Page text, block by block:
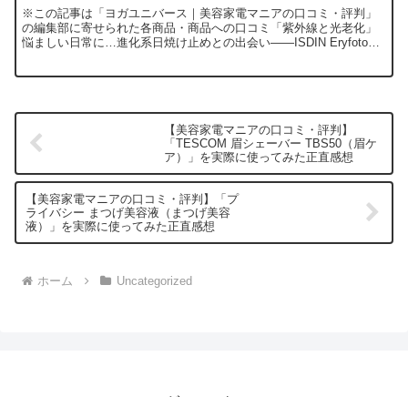
に使ってみた正直感想
※この記事は「ヨガユニバース｜美容家電マニアの口コミ・評判」
の編集部に寄せられた各商品・商品への口コミ「紫外線と光老化」
悩ましい日常に…進化系日焼け止めとの出会い――ISDIN Eryfotona
【美容家電マニアの口コミ・評判】
「TESCOM 眉シェーバー TBS50（眉ケ
ア）」を実際に使ってみた正直感想
【美容家電マニアの口コミ・評判】「プ
ライバシー まつげ美容液（まつげ美容
液）」を実際に使ってみた正直感想
ホーム Uncategorized